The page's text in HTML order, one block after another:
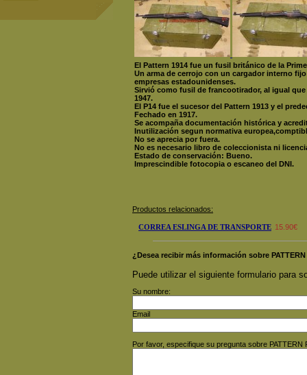
El Pattern 1914 fue un fusil británico de la
Un arma de cerrojo con un cargador interno
empresas estadounidenses.
Sirvió como fusil de francootirador, al igual
1947.
El P14 fue el sucesor del Pattern 1913 y el
Fechado en 1917.
Se acompaña documentación histórica y
Inutilización segun normativa
No se aprecia por fuera.
No es necesario libro de coleccionista ni
Estado de conservación: Bueno.
Imprescindible fotocopia o escaneo del DNI.
Productos relacionados:
CORREA ESLINGA DE TRANSPORTE 15.90€
¿Desea recibir más información sobre PATTERN
Puede utilizar el siguiente formulario para
Su nombre:
Email
Por favor, especifique su pregunta sobre PATTERN